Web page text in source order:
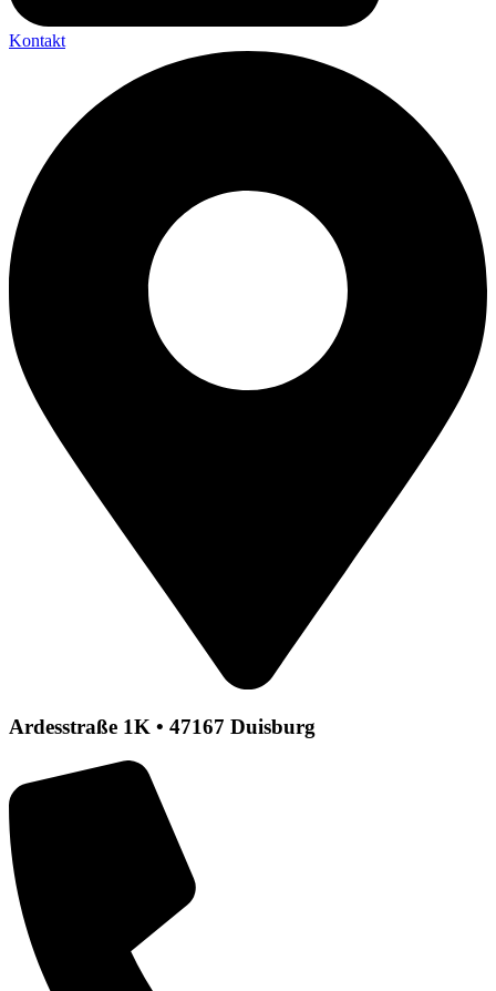
Kontakt
Ardesstraße 1K • 47167 Duisburg